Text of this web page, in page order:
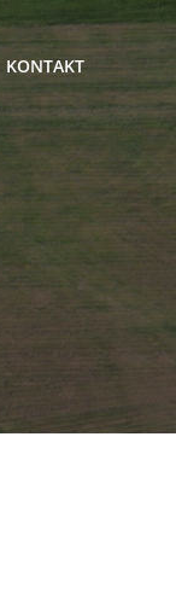
KONTAKT